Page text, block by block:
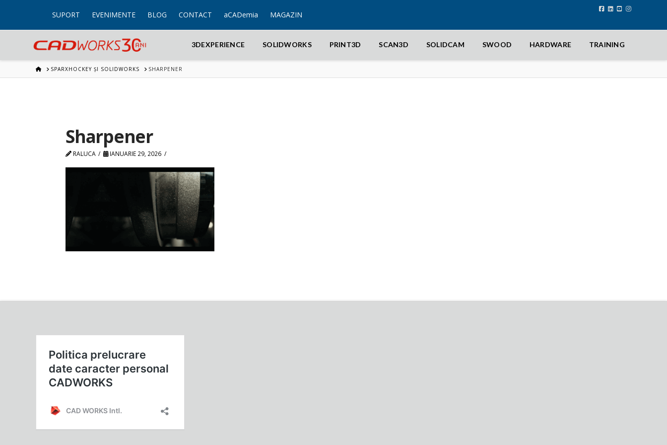
SUPORT EVENIMENTE BLOG CONTACT aCADemia MAGAZIN
3DEXPERIENCE SOLIDWORKS PRINT3D SCAN3D SOLIDCAM SWOOD HARDWARE TRAINING
HOMESPARXHOCKEY ȘI SOLIDWORKS SHARPENER
Sharpener
RALUCA IANUARIE 29, 2026